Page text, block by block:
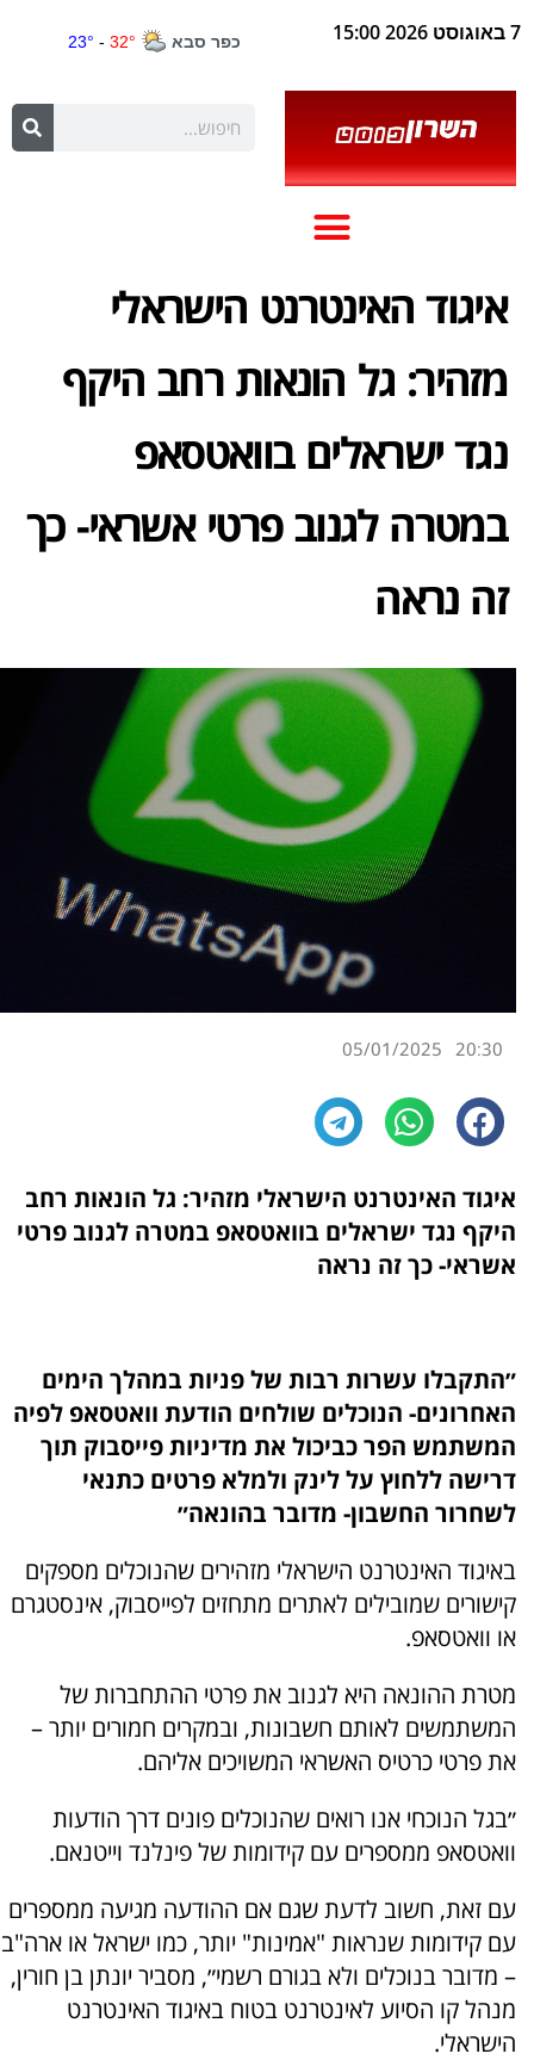
7 באוגוסט 2026 15:00
איגוד האינטרנט הישראלי
מזהיר: גל הונאות רחב היקף
נגד ישראלים בוואטסאפ
במטרה לגנוב פרטי אשראי- כך
זה נראה
20:30
05/01/2025
איגוד האינטרנט הישראלי מזהיר: גל הונאות רחב
היקף נגד ישראלים בוואטסאפ במטרה לגנוב פרטי
אשראי- כך זה נראה
״התקבלו עשרות רבות של פניות במהלך הימים
האחרונים- הנוכלים שולחים הודעת וואטסאפ לפיה
המשתמש הפר כביכול את מדיניות פייסבוק תוך
דרישה ללחוץ על לינק ולמלא פרטים כתנאי
לשחרור החשבון- מדובר בהונאה״
באיגוד האינטרנט הישראלי מזהירים שהנוכלים מספקים
קישורים שמובילים לאתרים מתחזים לפייסבוק, אינסטגרם
או וואטסאפ.
מטרת ההונאה היא לגנוב את פרטי ההתחברות של
המשתמשים לאותם חשבונות, ובמקרים חמורים יותר –
את פרטי כרטיס האשראי המשויכים אליהם.
״בגל הנוכחי אנו רואים שהנוכלים פונים דרך הודעות
וואטסאפ ממספרים עם קידומות של פינלנד וייטנאם.
עם זאת, חשוב לדעת שגם אם ההודעה מגיעה ממספרים
עם קידומות שנראות "אמינות" יותר, כמו ישראל או ארה"ב
– מדובר בנוכלים ולא בגורם רשמי״, מסביר יונתן בן חורין,
מנהל קו הסיוע לאינטרנט בטוח באיגוד האינטרנט
הישראלי.